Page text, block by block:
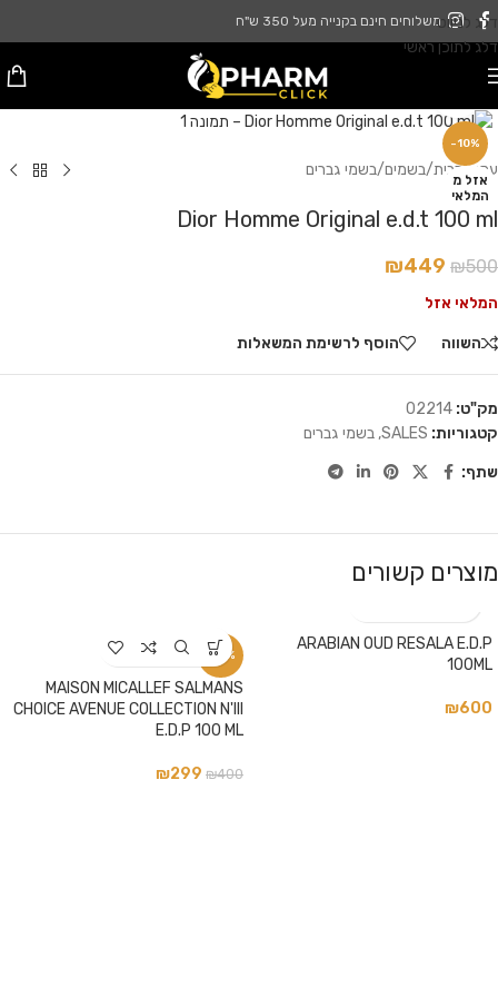
דלג לניווט
דלג לתוכן ראשי
משלוחים חינם בקנייה מעל 350 ש"ח
-10%
אזל מ
המלאי
עמוד הבית/בשמים/בשמי גברים
Dior Homme Original e.d.t 100 ml
₪500
₪449
המלאי אזל
השווה הוסף לרשימת המשאלות
מק"ט: 02214
קטגוריות: SALES
, בשמי גברים
שתף:
מוצרים קשורים
ARABIAN OUD RESALA E.D.P
100ML
₪600
-25%
MAISON MICALLEF SALMANS
CHOICE AVENUE COLLECTION N'III
E.D.P 100 ML
₪400
₪299